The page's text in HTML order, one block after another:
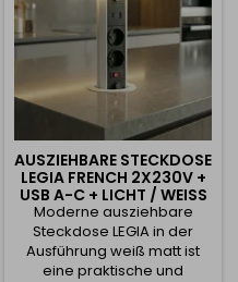
wie...
AUSZIEHBARE STECKDOSE
LEGIA FRENCH 2X230V +
USB A-C + LICHT / WEISS M
ATT
Moderne ausziehbare
Steckdose LEGIA in der
Ausführung weiß matt ist
eine praktische und